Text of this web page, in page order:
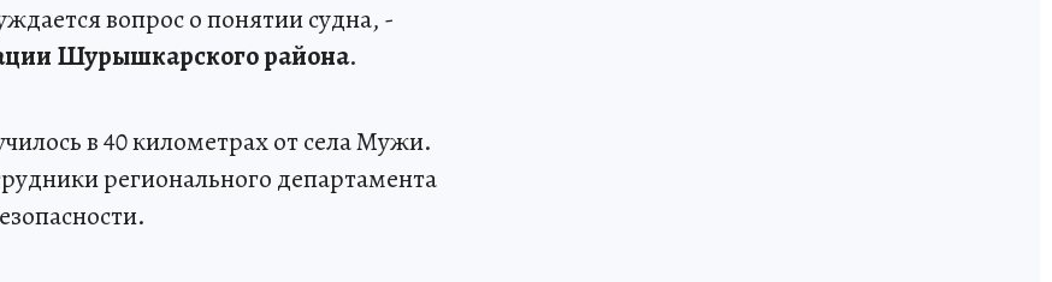
вопрос о понятии судна, -
Шурышкарского района.
в 40 километрах от села Мужи.
регионального департамента